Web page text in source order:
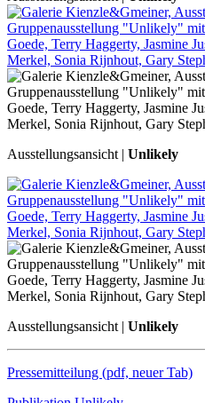
Ausstellungsansicht | Unlikely
Ausstellungsansicht | Unlikely
Pressemitteilung (pdf, neuer Tab)